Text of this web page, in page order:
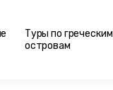
Туры по греческим
островам